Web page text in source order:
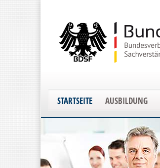
STARTSEITE AUSBILDUNG